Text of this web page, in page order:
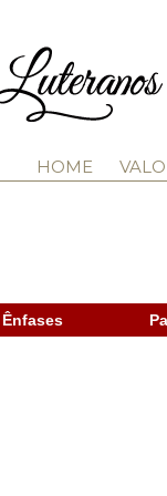
HOME
Ênfases